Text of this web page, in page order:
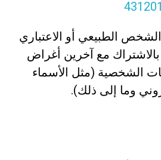
الطبيعي أو الاعتباري
مع آخرين أغراض
الشخصية (مثل الأسماء
وما إلى ذلك).